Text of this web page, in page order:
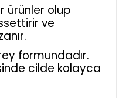
ürünler olup
ve
formundadır.
cilde kolayca